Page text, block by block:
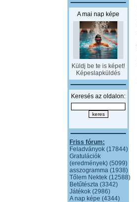
A mai nap képe
Küldj be te is képet!
Képeslapküldés
Keresés az oldalon:
Friss fórum:
Feladványok (17844)
Gratulációk
(eredmények) (5099)
asszogramma (1938)
Tőlem Nektek (12588)
Betűtészta (3342)
Játékok (2986)
A nap képe (4344)